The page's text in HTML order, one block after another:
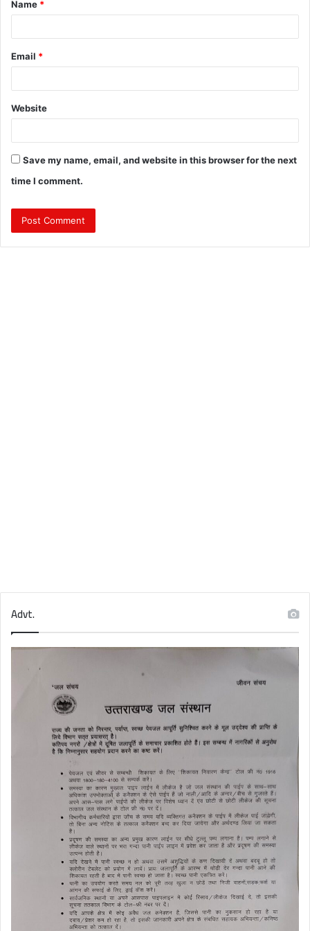
*
Name *
Email *
Website
Save my name, email, and website in this browser for the next
time I comment.
Advt.